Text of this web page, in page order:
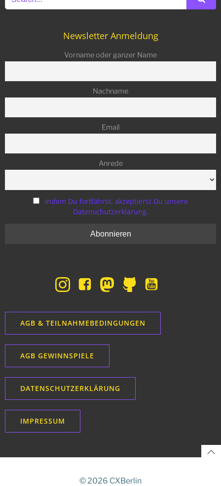
Newsletter Anmeldung
Vorname oder ganzer Name
Nachname
Email
Anrede
Indem Du fortfährst, akzeptierst Du unsere
Datenschutzerklärung.
AGB & TEILNAHMEBEDINGUNGEN
AGB GEWINNSPIELE
DATENSCHUTZERKLÄRUNG
IMPRESSUM
© 2026 CXBerlin